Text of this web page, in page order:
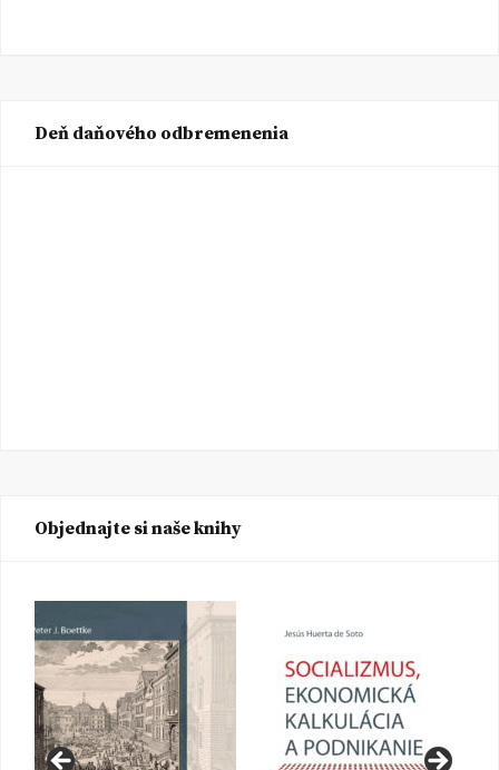
Deň daňového odbremenenia
Objednajte si naše knihy